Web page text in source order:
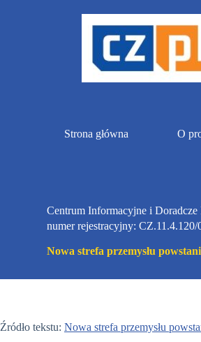
Strona główna O
Centrum Informacyjne i
numer rejestracyjny:
Nowa strefa przemysłu
Źródło tekstu: Nowa strefa przemysłu